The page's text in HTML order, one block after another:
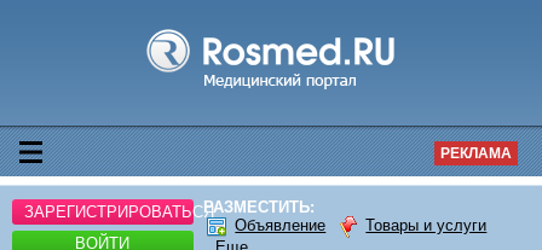
РЕКЛАМА
ЗАРЕГИСТРИРОВАТЬСЯ
ВОЙТИ
РАЗМЕСТИТЬ:
Объявление
Товары и услуги